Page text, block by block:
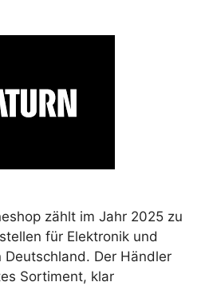
zählt im Jahr 2025 zu
für Elektronik und
Der Händler
Sortiment, klar